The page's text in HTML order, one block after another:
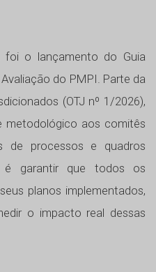
o lançamento do Guia
do PMPI. Parte da
(OTJ nº 1/2026),
metodológico aos comitês
de processos e quadros
é garantir que todos os
planos implementados,
o impacto real dessas